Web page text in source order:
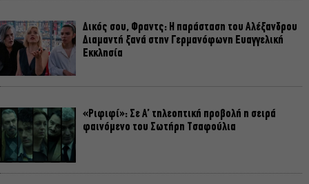
Δικός σου, Φραντς: Η παράσταση του Αλέξανδρου
Διαμαντή ξανά στην Γερμανόφωνη Ευαγγελική
Εκκλησία
«Ριφιφί»: Σε Α’ τηλεοπτική προβολή η σειρά
φαινόμενο του Σωτήρη Τσαφούλια